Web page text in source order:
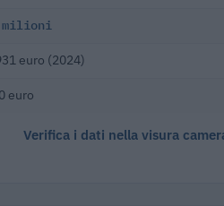
milioni
euro (2024)
euro
Verifica i dati nella visura